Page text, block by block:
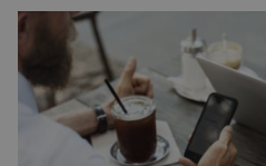
Ovšem slyšet o prvním
výletní lodi bylo
Zdá se, že nebezpečí
Máme se bát nové